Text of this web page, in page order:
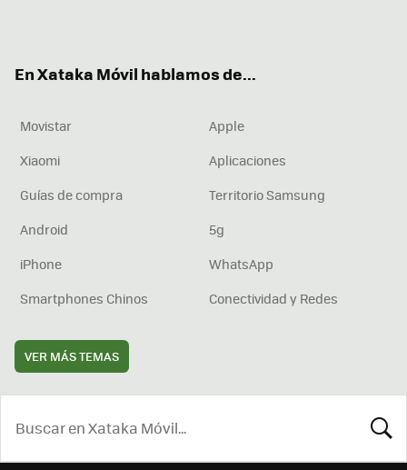
En Xataka Móvil hablamos de...
Movistar
Apple
Xiaomi
Aplicaciones
Guías de compra
Territorio Samsung
Android
5g
iPhone
WhatsApp
Smartphones Chinos
Conectividad y Redes
VER MÁS TEMAS